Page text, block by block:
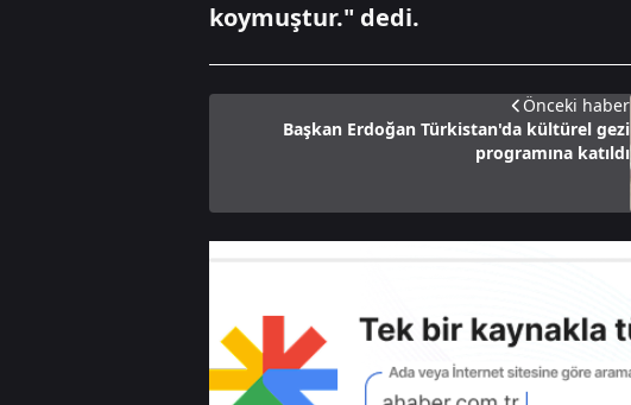
koymuştur." dedi.
Önceki haber
Başkan Erdoğan Türkistan'da kültürel gezi
programına katıldı